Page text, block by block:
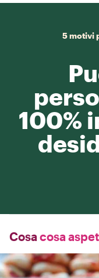
5 motivi
100%
Cosa cosa